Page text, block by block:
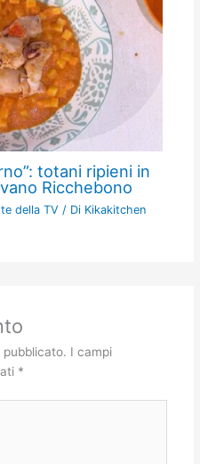
totani ripieni in
Ricchebono
della TV / Di Kikakitchen
pubblicato. I campi
*